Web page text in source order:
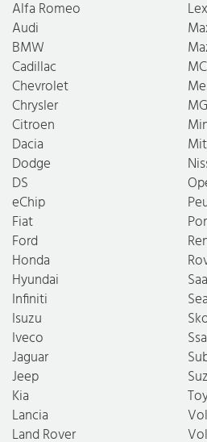
Alfa Romeo
Audi
BMW
Cadillac
Chevrolet
Chrysler
Citroen
Dacia
Dodge
DS
eChip
Fiat
Ford
Honda
Hyundai
Infiniti
Isuzu
Iveco
Jaguar
Jeep
Kia
Lancia
Land Rover
MG